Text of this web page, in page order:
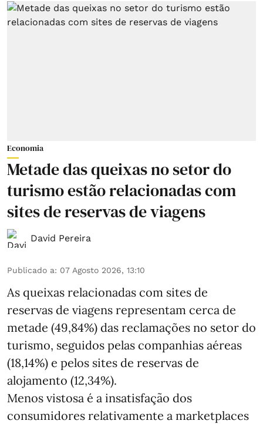
Economia
Metade das queixas no setor do
turismo estão relacionadas com
sites de reservas de viagens
David Pereira
Publicado a: 07 Agosto 2026, 13:10
As queixas relacionadas com sites de
reservas de viagens representam cerca de
metade (49,84%) das reclamações no setor do
turismo, seguidos pelas companhias aéreas
(18,14%) e pelos sites de reservas de
alojamento (12,34%).
Menos vistosa é a insatisfação dos
consumidores relativamente a marketplaces